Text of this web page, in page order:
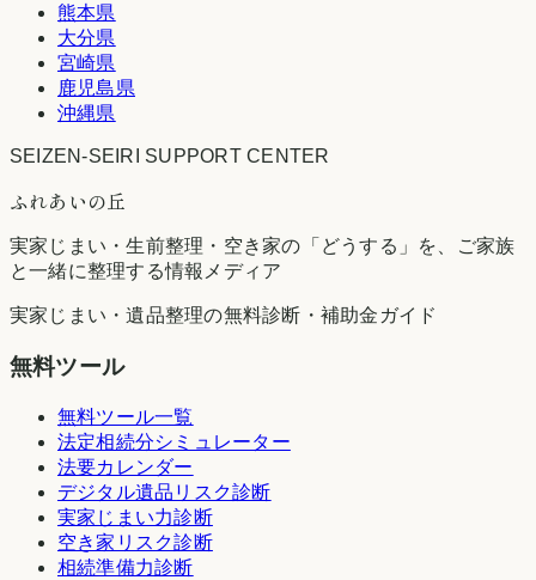
熊本県
大分県
宮崎県
鹿児島県
沖縄県
SEIZEN-SEIRI SUPPORT CENTER
ふれあいの丘
実家じまい・生前整理・空き家の「どうする」を、ご家族
と一緒に整理する情報メディア
実家じまい・遺品整理の無料診断・補助金ガイド
無料ツール
無料ツール一覧
法定相続分シミュレーター
法要カレンダー
デジタル遺品リスク診断
実家じまい力診断
空き家リスク診断
相続準備力診断